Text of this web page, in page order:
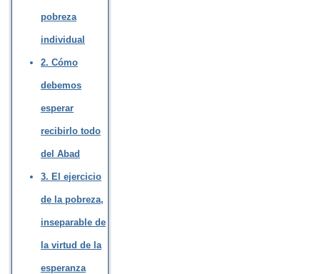
pobreza
individual
2. Cómo
debemos
esperar
recibirlo todo
del Abad
3. El ejercicio
de la pobreza,
inseparable de
la virtud de la
esperanza